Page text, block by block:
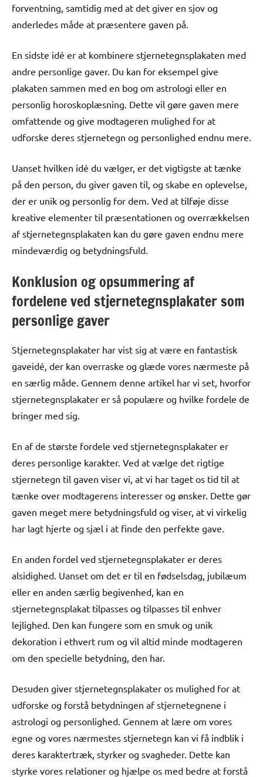
forventning, samtidig med at det giver en sjov og
anderledes måde at præsentere gaven på.
En sidste idé er at kombinere stjernetegnsplakaten med
andre personlige gaver. Du kan for eksempel give
plakaten sammen med en bog om astrologi eller en
personlig horoskoplæsning. Dette vil gøre gaven mere
omfattende og give modtageren mulighed for at
udforske deres stjernetegn og personlighed endnu mere.
Uanset hvilken idé du vælger, er det vigtigste at tænke
på den person, du giver gaven til, og skabe en oplevelse,
der er unik og personlig for dem. Ved at tilføje disse
kreative elementer til præsentationen og overrækkelsen
af stjernetegnsplakaten kan du gøre gaven endnu mere
mindeværdig og betydningsfuld.
Konklusion og opsummering af
fordelene ved stjernetegnsplakater som
personlige gaver
Stjernetegnsplakater har vist sig at være en fantastisk
gaveidé, der kan overraske og glæde vores nærmeste på
en særlig måde. Gennem denne artikel har vi set, hvorfor
stjernetegnsplakater er så populære og hvilke fordele de
bringer med sig.
En af de største fordele ved stjernetegnsplakater er
deres personlige karakter. Ved at vælge det rigtige
stjernetegn til gaven viser vi, at vi har taget os tid til at
tænke over modtagerens interesser og ønsker. Dette gør
gaven meget mere betydningsfuld og viser, at vi virkelig
har lagt hjerte og sjæl i at finde den perfekte gave.
En anden fordel ved stjernetegnsplakater er deres
alsidighed. Uanset om det er til en fødselsdag, jubilæum
eller en anden særlig begivenhed, kan en
stjernetegnsplakat tilpasses og tilpasses til enhver
lejlighed. Den kan fungere som en smuk og unik
dekoration i ethvert rum og vil altid minde modtageren
om den specielle betydning, den har.
Desuden giver stjernetegnsplakater os mulighed for at
udforske og forstå betydningen af stjernetegnene i
astrologi og personlighed. Gennem at lære om vores
egne og vores nærmestes stjernetegn kan vi få indblik i
deres karaktertræk, styrker og svagheder. Dette kan
styrke vores relationer og hjælpe os med bedre at forstå